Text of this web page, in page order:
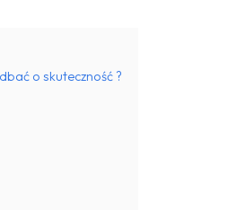
o skuteczność ?